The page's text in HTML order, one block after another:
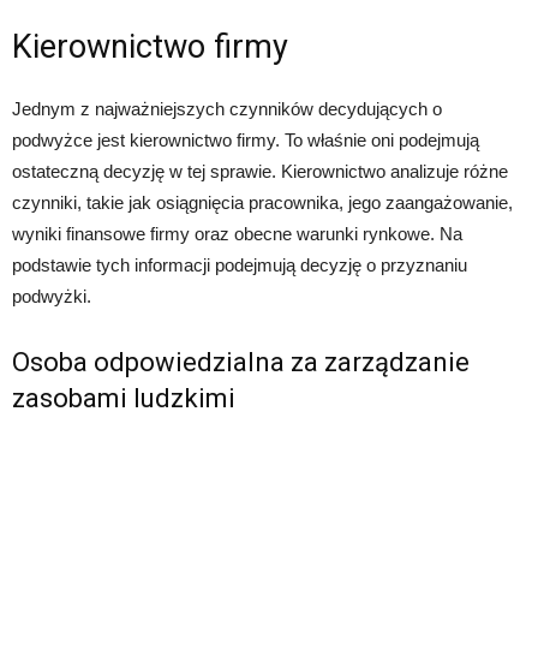
Kierownictwo firmy
Jednym z najważniejszych czynników decydujących o
podwyżce jest kierownictwo firmy. To właśnie oni podejmują
ostateczną decyzję w tej sprawie. Kierownictwo analizuje różne
czynniki, takie jak osiągnięcia pracownika, jego zaangażowanie,
wyniki finansowe firmy oraz obecne warunki rynkowe. Na
podstawie tych informacji podejmują decyzję o przyznaniu
podwyżki.
Osoba odpowiedzialna za zarządzanie
zasobami ludzkimi